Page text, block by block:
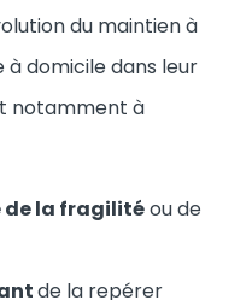
du maintien à
à domicile dans leur
notamment à
de la fragilitéou de
de la repérer